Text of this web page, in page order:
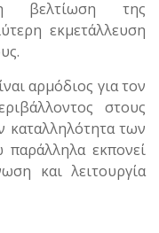
βελτίωση της
εκμετάλλευση
αρμόδιος για τον
στους
των
εκπονεί
και λειτουργία